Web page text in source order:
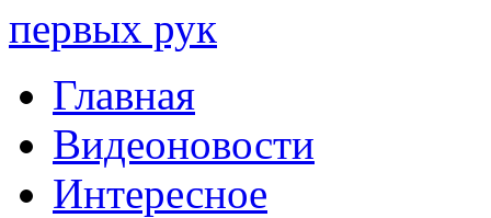
Главная
Видеоновости
Интересное